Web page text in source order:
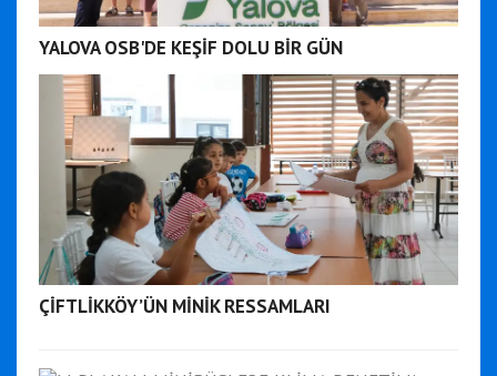
YALOVA OSB'DE KEŞİF DOLU BİR GÜN
ÇİFTLİKKÖY’ÜN MİNİK RESSAMLARI